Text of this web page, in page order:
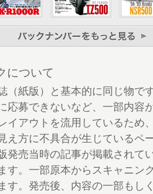
etc.
車体諸元
or Still Alive ? 250は技術
Bikes “SWS”が
/ RS250RW 搭乗ラ
について
（紙版）と基本的に同じ物で
応募できないなど、一部内容
イアウトを流用しているため
え方に不具合が生じているペ
発売当時の記事が掲載されて
す。一部原本からスキャニン
す。発売後、内容の一部もし